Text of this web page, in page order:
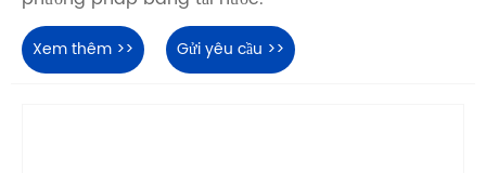
Xem thêm >> Gửi yêu cầu >>